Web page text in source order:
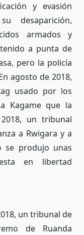
y evasión
desaparición,
armados y
a punta de
pero la policía
agosto de 2018,
usado por los
Kagame que la
un tribunal
a Rwigara y a
se produjo unas
en libertad
un tribunal de
de Ruanda